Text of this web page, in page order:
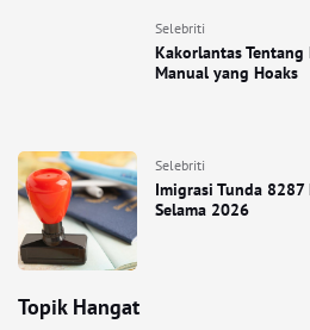
Selebriti
Kakorlantas
Manual yang Hoaks
Selebriti
Imigrasi Tunda
Selama 2026
Topik Hangat